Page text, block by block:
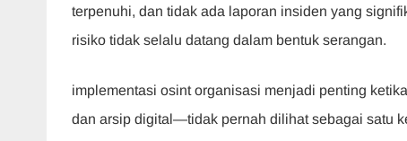
terpenuhi, dan tidak ada laporan insiden yang
risiko tidak selalu datang dalam bentuk serangan.
implementasi osint organisasi menjadi penting
dan arsip digital—tidak pernah dilihat sebagai satu